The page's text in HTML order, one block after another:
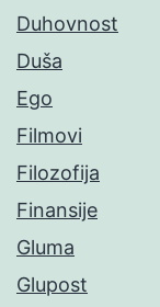
Duhovnost
Duša
Ego
Filmovi
Filozofija
Finansije
Gluma
Glupost